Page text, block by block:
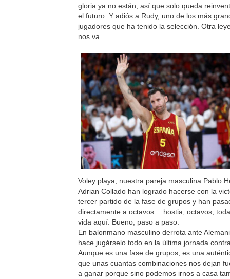
gloria ya no están, así que solo queda
el futuro. Y adiós a Rudy, uno de los más
jugadores que ha tenido la selección. Otra
nos va.
Voley playa, nuestra pareja masculina Pablo
Adrian Collado han logrado hacerse con la
tercer partido de la fase de grupos y han
directamente a octavos… hostia, octavos,
vida aquí. Bueno, paso a paso.
En balonmano masculino derrota ante
hace jugárselo todo en la última jornada
Aunque es una fase de grupos, es una
que unas cuantas combinaciones nos dejan
a ganar porque sino podemos irnos a casa